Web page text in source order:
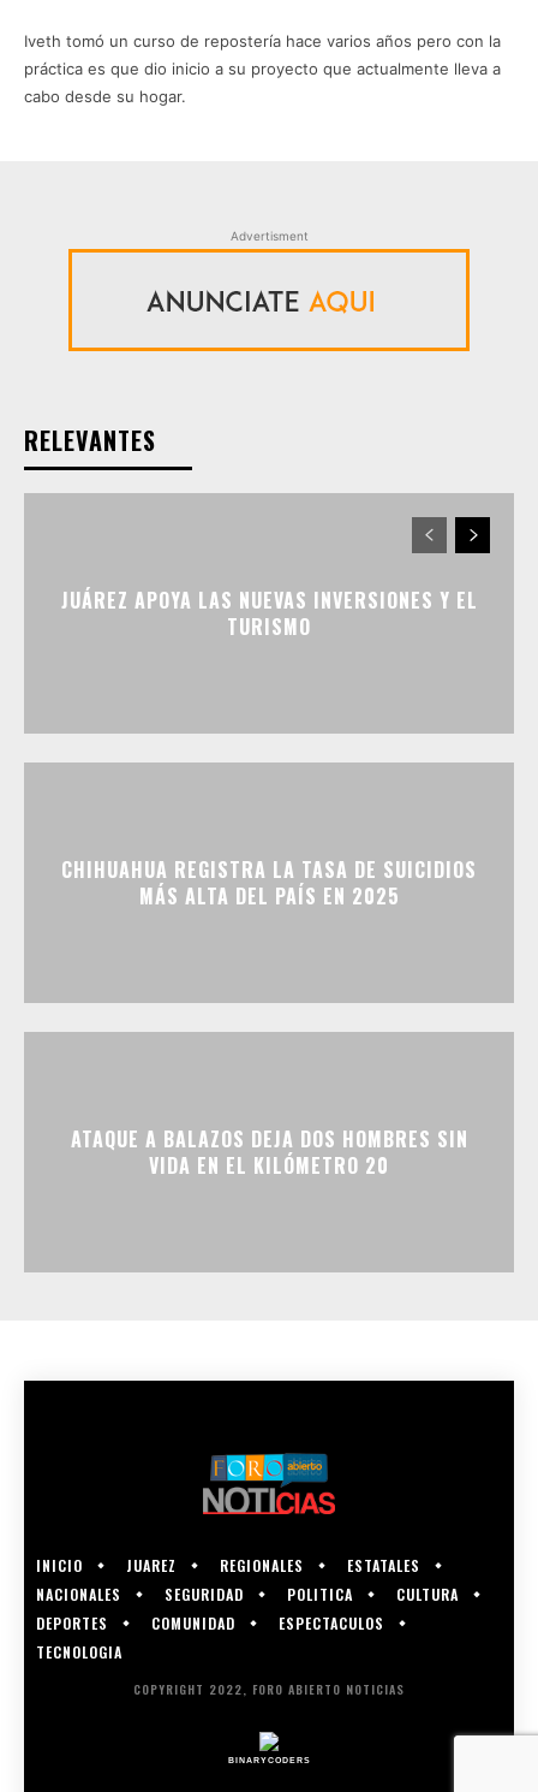
Iveth tomó un curso de repostería hace varios años pero con la
práctica es que dio inicio a su proyecto que actualmente lleva a
cabo desde su hogar.
Advertisment
RELEVANTES
JUÁREZ APOYA LAS NUEVAS INVERSIONES Y EL
TURISMO
CHIHUAHUA REGISTRA LA TASA DE SUICIDIOS
MÁS ALTA DEL PAÍS EN 2025
ATAQUE A BALAZOS DEJA DOS HOMBRES SIN
VIDA EN EL KILÓMETRO 20
INICIO JUAREZ REGIONALES
ESTATALES
NACIONALES
SEGURIDAD POLITICA
CULTURA
DEPORTES
COMUNIDAD
ESPECTACULOS
TECNOLOGIA
COPYRIGHT 2022, FORO ABIERTO NOTICIAS
BINARYCODERS